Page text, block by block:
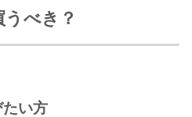
べき？
い方